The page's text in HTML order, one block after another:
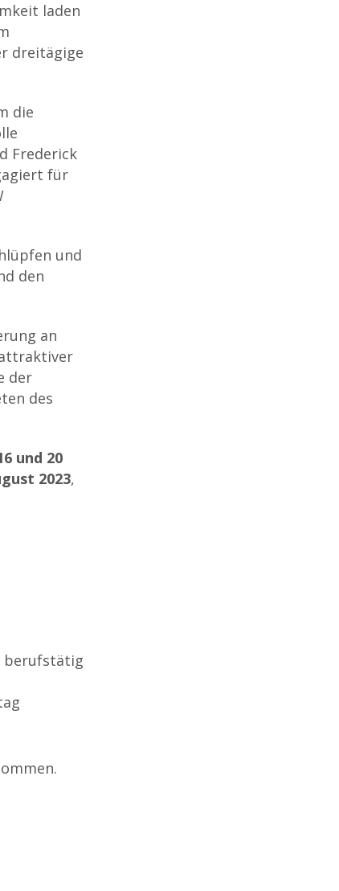
laden
dreitägige
die
Frederick
für
und
den
an
attraktiver
der
des
und 20
2023,
berufstätig